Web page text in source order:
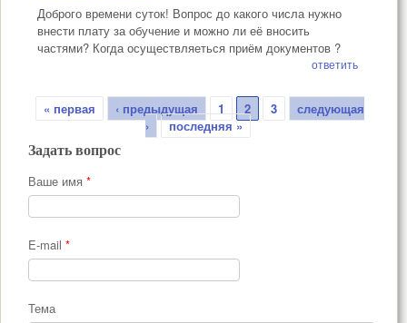
Доброго времени суток! Вопрос до какого числа нужно
внести плату за обучение и можно ли её вносить
частями? Когда осуществляеться приём документов ?
ответить
Страницы
« первая ‹ предыдущая 1 2 3
следующая
›
последняя »
Задать вопрос
Ваше имя *
E-mail *
Тема